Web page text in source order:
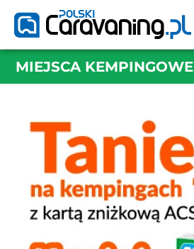
MIEJSCA KEMPINGOWE